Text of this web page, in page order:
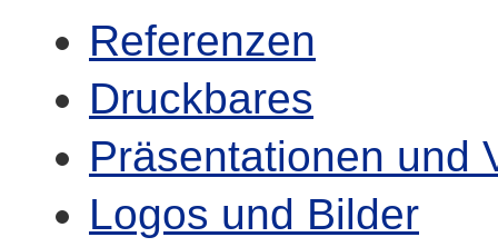
Referenzen
Druckbares
Präsentationen und
Logos und Bilder